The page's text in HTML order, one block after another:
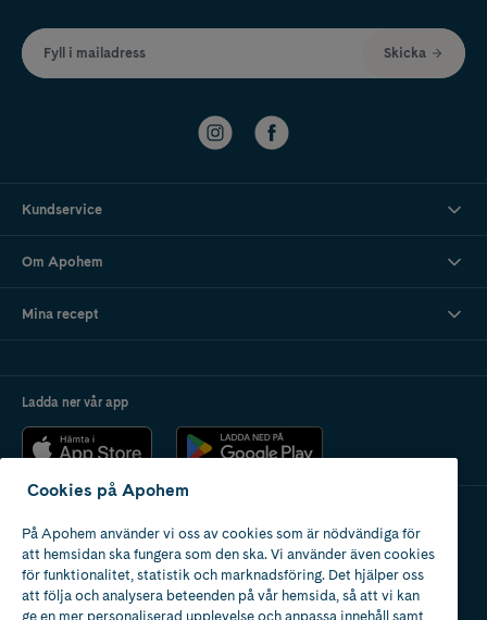
Rengör mellan tänderna, helst innan tandborstning.
Undvik att småäta mellan måltiderna och drick vatten när du blir
går över.
Du har tandvärk samtidigt som du känner dig allmänt dåligt och har
feber.
Du har ont i en tand, upplever molande och långvarig värk och det
inte blir bättre.
Om du upplever svullnad i munnen bör du kontakta en tandläkare
Fyll i mailadress Skicka
Kundservice
Om Apohem
Mina recept
Ladda ner vår app
Apotek med tillstånd
av Läkemedelsverket
Cookies på Apohem
På Apohem använder vi oss av cookies som är nödvändiga för
att hemsidan ska fungera som den ska. Vi använder även cookies
för funktionalitet, statistik och marknadsföring. Det hjälper oss
att följa och analysera beteenden på vår hemsida, så att vi kan
ge en mer personaliserad upplevelse och anpassa innehåll samt